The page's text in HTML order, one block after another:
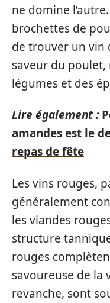
ne domine
brochettes de
de trouver un vin
saveur du poulet,
légumes et des
Lire également :
amandes est le
repas de fête
Les vins rouges,
généralement
les viandes
structure
rouges
savoureuse de la
revanche, sont